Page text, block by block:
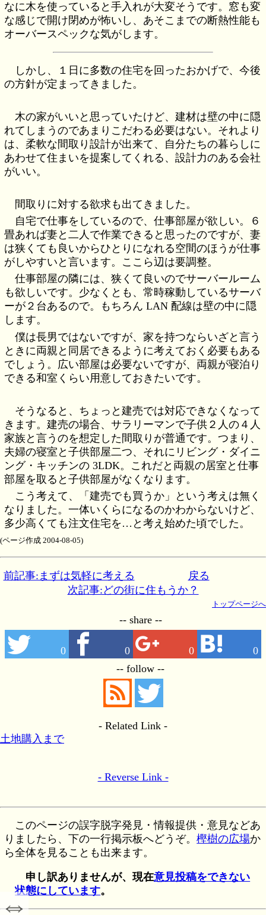
なに木を使っていると手入れが大変そうです。窓も変
な感じで開け閉めが怖いし、あそこまでの断熱性能も
オーバースペックな気がします。
しかし、１日に多数の住宅を回ったおかげで、今後
の方針が定まってきました。
木の家がいいと思っていたけど、建材は壁の中に隠
れてしまうのであまりこだわる必要はない。それより
は、柔軟な間取り設計が出来て、自分たちの暮らしに
あわせて住まいを提案してくれる、設計力のある会社
がいい。
間取りに対する欲求も出てきました。
自宅で仕事をしているので、仕事部屋が欲しい。６
畳あれば妻と二人で作業できると思ったのですが、妻
は狭くても良いからひとりになれる空間のほうが仕事
がしやすいと言います。ここら辺は要調整。
仕事部屋の隣には、狭くて良いのでサーバールーム
も欲しいです。少なくとも、常時稼動しているサーバ
ーが２台あるので。もちろん LAN 配線は壁の中に隠
します。
僕は長男ではないですが、家を持つならいざと言う
ときに両親と同居できるように考えておく必要もある
でしょう。広い部屋は必要ないですが、両親が寝泊り
できる和室くらい用意しておきたいです。
そうなると、ちょっと建売では対応できなくなって
きます。建売の場合、サラリーマンで子供２人の４人
家族と言うのを想定した間取りが普通です。つまり、
夫婦の寝室と子供部屋二つ、それにリビング・ダイニ
ング・キッチンの 3LDK。これだと両親の居室と仕事
部屋を取ると子供部屋がなくなります。
こう考えて、「建売でも買うか」という考えは無く
なりました。一体いくらになるのかわからないけど、
多少高くても注文住宅を…と考え始めた頃でした。
(ページ作成 2004-08-05)
前記事:まずは気軽に考える
戻る
次記事:どの街に住もうか？
トップページへ
-- share --
0 0 0 0
-- follow --
- Related Link -
土地購入まで
- Reverse Link -
⇔
このページの誤字脱字発見・情報提供・意見などあ
りましたら、下の一行掲示板へどうぞ。樫樹の広場か
ら全体を見ることも出来ます。
申し訳ありませんが、現在意見投稿をできない
状態にしています。